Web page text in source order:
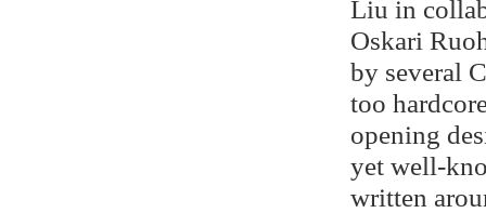
Liu in
Oskari
by several
too
opening
yet well-
written